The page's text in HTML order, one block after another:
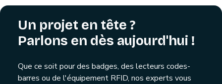
Un projet en tête ?
Parlons en dès aujourd'hui !
Que ce soit pour des badges, des lecteurs codes-
barres ou de l'équipement RFID, nos experts vous